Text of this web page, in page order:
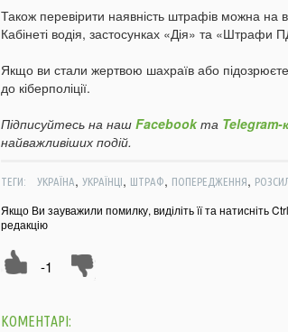
Також перевірити наявність штрафів можна на
Кабінеті водія, застосунках «Дія» та «Штрафи
Якщо ви стали жертвою шахраїв або підозрюєте
до кіберполіції.
Підписуйтесь на наш Facebookта Telegram-
найважливіших подій.
ТЕГИ: УКРАЇНА, УКРАЇНЦІ, ШТРАФ, ПОПЕРЕДЖЕННЯ,
Якщо Ви зауважили помилку, виділіть її та натисніть
редакцію
-1
КОМЕНТАРІ: